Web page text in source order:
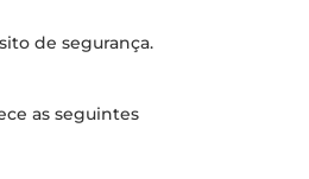
de segurança.
as seguintes